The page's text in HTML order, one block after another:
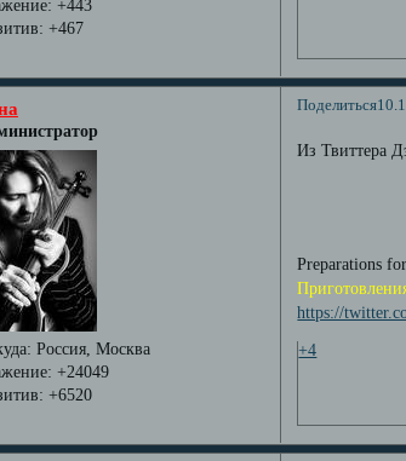
+443
+467
Поделиться
Россия, Москва
+24049
+6520
Из Твиттера
Preparations
https://
+4